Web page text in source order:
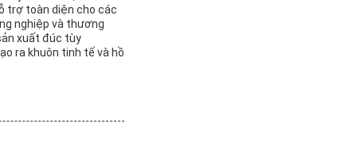
trợ toàn diện cho các
nghiệp và thương
xuất đúc tùy
ra khuôn tinh tế và hồ